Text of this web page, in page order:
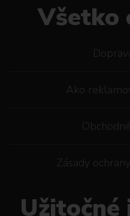
Všetko
Ako
Zásady